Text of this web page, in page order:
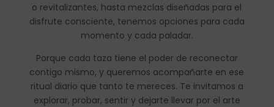
o revitalizantes, hasta mezclas diseñadas para el
disfrute consciente, tenemos opciones para cada
momento y cada paladar.
Porque cada taza tiene el poder de reconectar
contigo mismo, y queremos acompañarte en ese
ritual diario que tanto te mereces. Te invitamos a
explorar, probar, sentir y dejarte llevar por el arte